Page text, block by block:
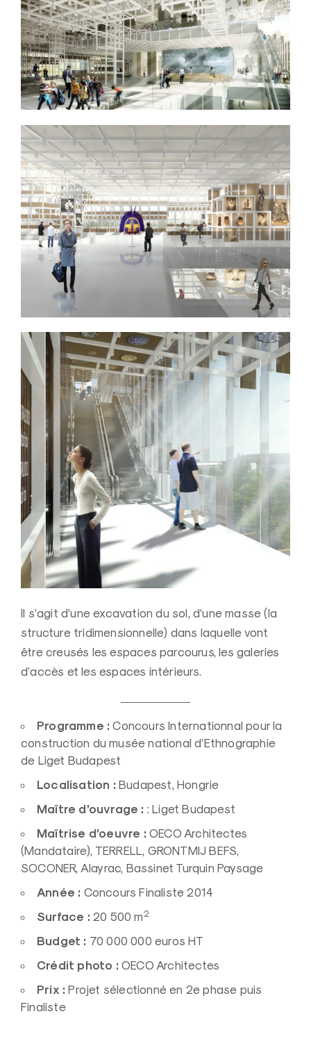
Il s’agit d’une excavation du sol, d’une masse (la
structure tridimensionnelle) dans laquelle vont
être creusés les espaces parcourus, les galeries
d’accès et les espaces intérieurs.
Programme : Concours Internationnal pour la
construction du musée national d’Ethnographie
de Liget Budapest
Localisation : Budapest, Hongrie
Maître d’ouvrage : : Liget Budapest
Maîtrise d’oeuvre : OECO Architectes
(Mandataire), TERRELL, GRONTMIJ BEFS,
SOCONER, Alayrac, Bassinet Turquin Paysage
Année : Concours Finaliste 2014
Surface : 20 500 m 2
Budget : 70 000 000 euros HT
Crédit photo : OECO Architectes
Prix :Projet sélectionné en 2e phase puis
Finaliste